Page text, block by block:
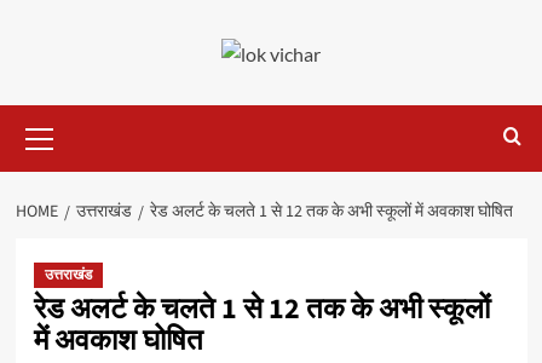
Menu
HOME उत्तराखंड रेड अलर्ट के चलते 1 से 12 तक के अभी स्कूलों में अवकाश घोषित
उत्तराखंड
रेड अलर्ट के चलते 1 से 12 तक के अभी स्कूलों
में अवकाश घोषित